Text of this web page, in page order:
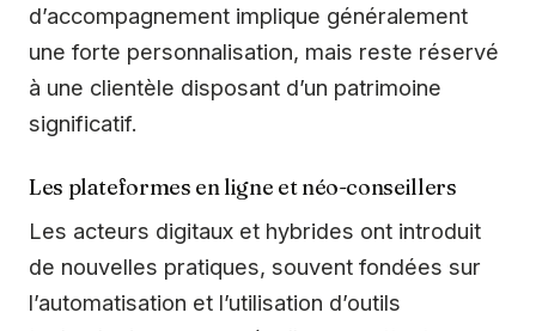
d’accompagnement implique généralement
une forte personnalisation, mais reste réservé
à une clientèle disposant d’un patrimoine
significatif.
Les plateformes en ligne et néo-conseillers
Les acteurs digitaux et hybrides ont introduit
de nouvelles pratiques, souvent fondées sur
l’automatisation et l’utilisation d’outils